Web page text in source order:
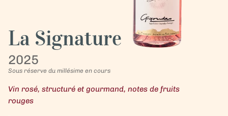
La Signature
2025
Sous réserve du millésime en cours
Vin rosé, structuré et gourmand, notes de fruits
rouges